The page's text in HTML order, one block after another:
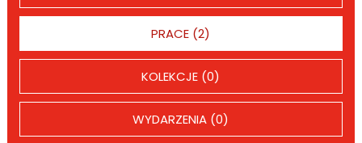
PRACE (2)
KOLEKCJE (0)
WYDARZENIA (0)